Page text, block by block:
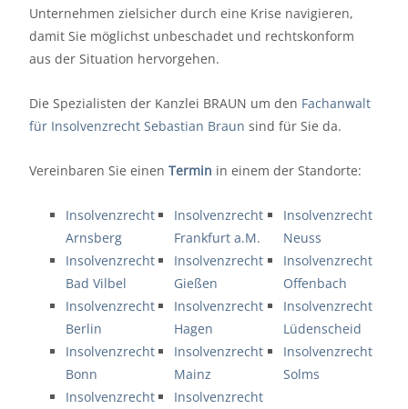
Unternehmen zielsicher durch eine Krise navigieren,
damit Sie möglichst unbeschadet und rechtskonform
aus der Situation hervorgehen.
Die Spezialisten der Kanzlei BRAUN um den Fachanwalt
für Insolvenzrecht Sebastian Braun sind für Sie da.
Vereinbaren Sie einen Termin in einem der Standorte:
Insolvenzrecht
Arnsberg
Insolvenzrecht
Bad Vilbel
Insolvenzrecht
Berlin
Insolvenzrecht
Bonn
Insolvenzrecht
Insolvenzrecht
Frankfurt a.M.
Insolvenzrecht
Gießen
Insolvenzrecht
Hagen
Insolvenzrecht
Mainz
Insolvenzrecht
Insolvenzrecht
Neuss
Insolvenzrecht
Offenbach
Insolvenzrecht
Lüdenscheid
Insolvenzrecht
Solms